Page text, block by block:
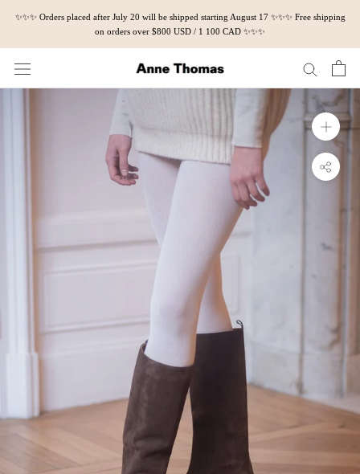
content
✨✨✨ Orders placed after July 20 will be shipped starting August 17 ✨✨✨ Free shipping
on orders over $800 USD / 1 100 CAD ✨✨✨